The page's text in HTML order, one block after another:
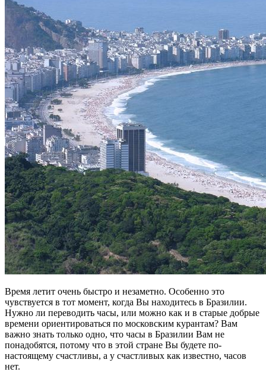
Время летит очень быстро и незаметно. Особенно это
чувствуется в тот момент, когда Вы находитесь в Бразилии.
Нужно ли переводить часы, или можно как и в старые добрые
времени ориентироваться по московским курантам? Вам
важно знать только одно, что часы в Бразилии Вам не
понадобятся, потому что в этой стране Вы будете по-
настоящему счастливы, а у счастливых как известно, часов
нет.